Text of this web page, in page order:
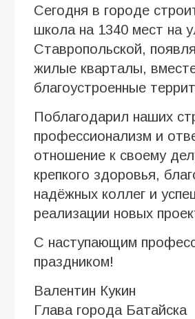
Сегодня в городе
школа на 1340 мест на
Ставропольской,
жилые кварталы,
благоустроенные
Поблагодарил наших
профессионализм и
отношение к своему
крепкого здоровья,
надёжных коллег и
реализации новых
С наступающим
праздником!
Валентин Кукин
Глава города Батайска